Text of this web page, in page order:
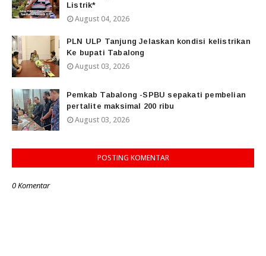
Listrik*
August 04, 2026
PLN ULP Tanjung Jelaskan kondisi kelistrikan
Ke bupati Tabalong
August 03, 2026
Pemkab Tabalong -SPBU sepakati pembelian
pertalite maksimal 200 ribu
August 03, 2026
POSTING KOMENTAR
0 Komentar